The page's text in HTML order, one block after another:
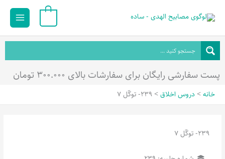
محتوا
Main
پست سفارشی رایگان برای سفارشات بالای ۳۰۰.۰۰۰ تومان
خانه دروس اخلاق 239- توکّل 7
239- توکّل 7